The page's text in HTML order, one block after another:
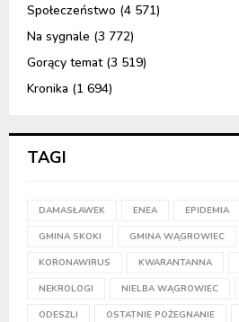
Społeczeństwo (4 571)
Na sygnale (3 772)
Gorący temat(3 519)
Kronika (1 694)
TAGI
DAMASŁAWEK ENEA EPIDEMIA
GMINA SKOKI GMINA WĄGROWIEC
KORONAWIRUS KWARANTANNA
NEKROLOGI NIELBA WĄGROWIEC
ODESZLI OSTATNIE POŻEGNANIE